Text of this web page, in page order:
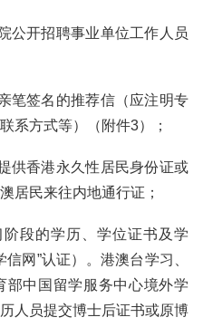
公开招聘事业单位工作人员
笔签名的推荐信（应注明专
系方式等）（附件3）；
供香港永久性居民身份证或
居民来往内地通行证；
阶段的学历、学位证书及学
网”认证）。港澳台学习、
部中国留学服务中心境外学
人员提交博士后证书或原博